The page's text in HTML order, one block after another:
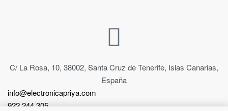
C/ La Rosa, 10, 38002, Santa Cruz de Tenerife, Islas Canarias,
España
info@electronicapriya.com
922 244 305